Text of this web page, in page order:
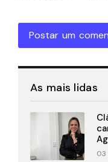
Postar um
As mais lidas
03